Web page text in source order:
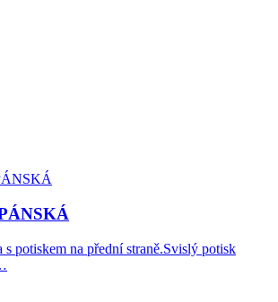
potiskem na přední straně.Svislý potisk